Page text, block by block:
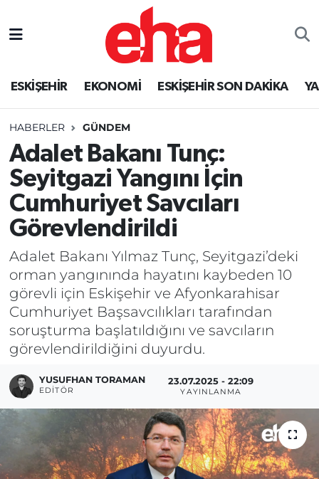
ESKİŞEHİR EKONOMİ ESKİŞEHİR SON DAKİKA
HABERLER GÜNDEM
Adalet Bakanı Tunç:
Seyitgazi Yangını İçin
Cumhuriyet Savcıları
Görevlendirildi
Adalet Bakanı Yılmaz Tunç, Seyitgazi’deki
orman yangınında hayatını kaybeden 10
görevli için Eskişehir ve Afyonkarahisar
Cumhuriyet Başsavcılıkları tarafından
soruşturma başlatıldığını ve savcıların
görevlendirildiğini duyurdu.
YUSUFHAN TORAMAN
EDITÖR
23.07.2025 - 22:09
YAYINLANMA